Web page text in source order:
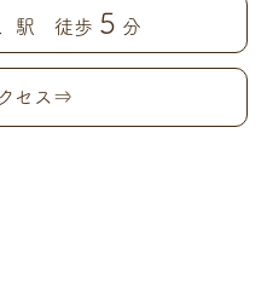
駅 徒歩 5 分
セス⇒